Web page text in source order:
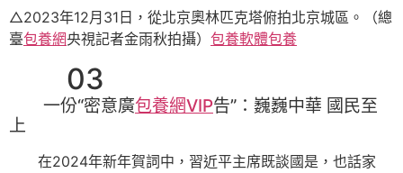
△2023年12月31日，從北京奧林匹克塔俯拍北京城區。（總
臺包養網央視記者金雨秋拍攝） 包養軟體包養
03
一份“密意廣包養網VIP告”：巍巍中華 國民至
上
在2024年新年賀詞中，習近平主席既談國是，也話家